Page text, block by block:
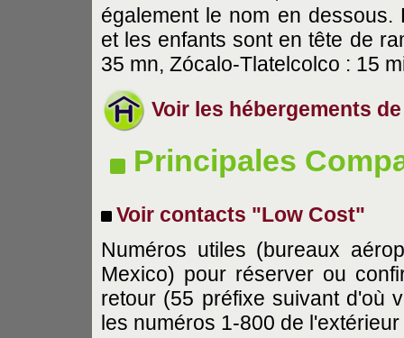
également le nom en
et les enfants sont en tête de
35 mn, Zócalo-Tlatelcolco : 15
Voir les hébergements
Principales
Voir contacts "Low Cost"
Numéros utiles (bureaux
Mexico) pour réserver ou
retour (55 préfixe suivant d'où
les numéros 1-800 de